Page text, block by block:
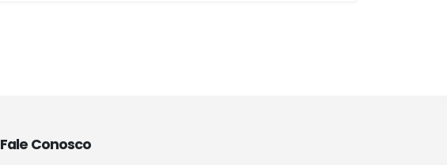
Fale Conosco